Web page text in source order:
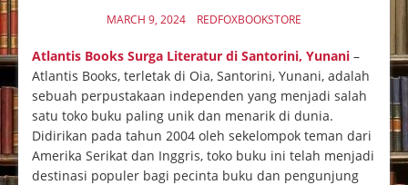
MARCH 9, 2024 REDFOXBOOKSTORE
Atlantis Books Surga Literatur di Santorini, Yunani –
Atlantis Books, terletak di Oia, Santorini, Yunani, adalah
sebuah perpustakaan independen yang menjadi salah
satu toko buku paling unik dan menarik di dunia.
Didirikan pada tahun 2004 oleh sekelompok teman dari
Amerika Serikat dan Inggris, toko buku ini telah menjadi
destinasi populer bagi pecinta buku dan pengunjung